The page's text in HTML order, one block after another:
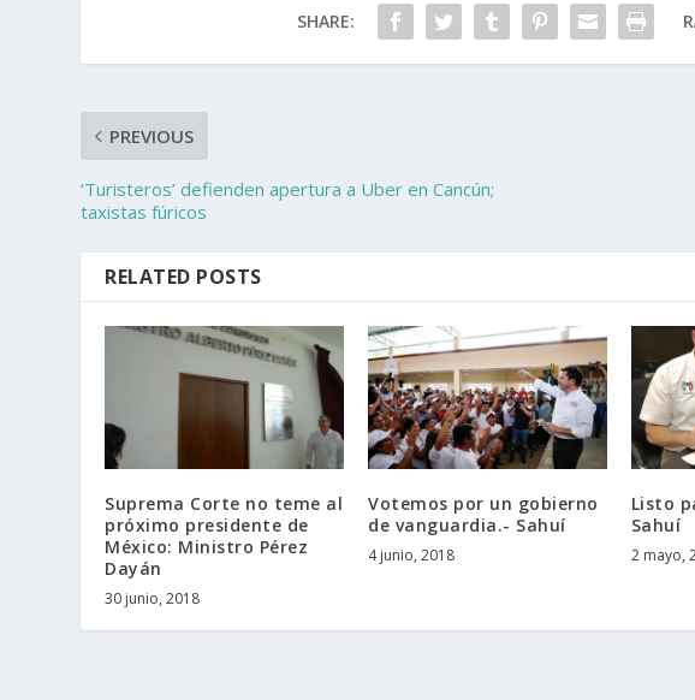
SHARE:
PREVIOUS
‘Turisteros’ defienden apertura a Uber en Cancún;
taxistas fúricos
RELATED POSTS
Suprema Corte no teme al
próximo presidente de
México: Ministro Pérez
Dayán
30 junio, 2018
Votemos por un gobierno
de vanguardia.- Sahuí
4 junio, 2018
Listo
Sahuí
2 mayo,